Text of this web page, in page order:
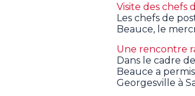
Visite des chefs
Les chefs de
Beauce, le
Une rencontre
Dans le cadre
Beauce a
Georgesville à